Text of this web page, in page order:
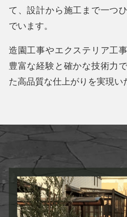
て、設計から施工まで一つ
でいます。
造園工事やエクステリア工
豊富な経験と確かな技術力
た高品質な仕上がりを実現い